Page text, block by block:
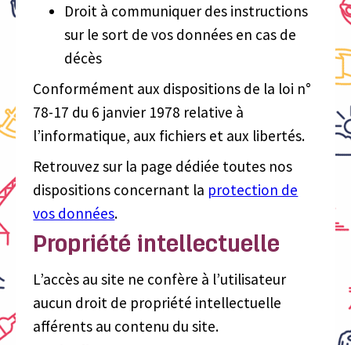
Droit à communiquer des instructions
sur le sort de vos données en cas de
décès
Conformément aux dispositions de la loi n°
78-17 du 6 janvier 1978 relative à
l’informatique, aux fichiers et aux libertés.
Retrouvez sur la page dédiée toutes nos
dispositions concernant la protection de
vos données.
Propriété intellectuelle
L’accès au site ne confère à l’utilisateur
aucun droit de propriété intellectuelle
afférents au contenu du site.